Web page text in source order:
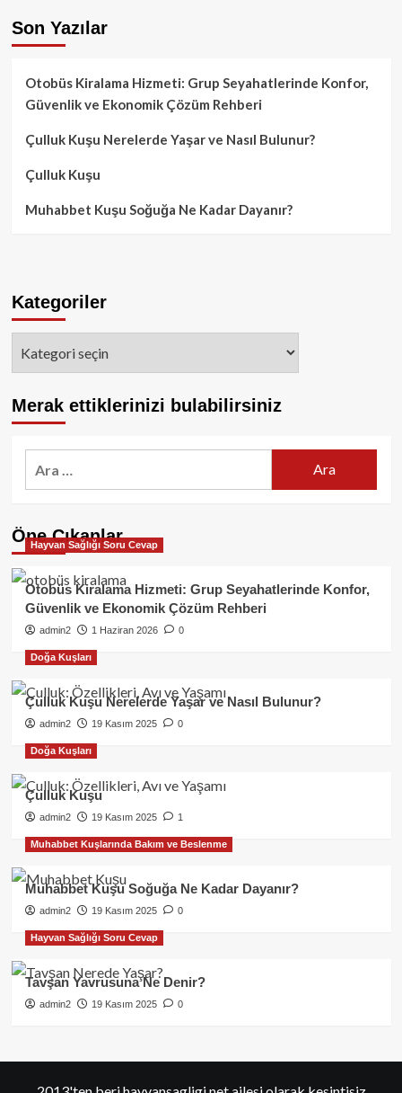
Son Yazılar
Otobüs Kiralama Hizmeti: Grup Seyahatlerinde Konfor,
Güvenlik ve Ekonomik Çözüm Rehberi
Çulluk Kuşu Nerelerde Yaşar ve Nasıl Bulunur?
Çulluk Kuşu
Muhabbet Kuşu Soğuğa Ne Kadar Dayanır?
Kategoriler
Merak ettiklerinizi bulabilirsiniz
Öne Çıkanlar
Hayvan Sağlığı Soru Cevap
Otobüs Kiralama Hizmeti: Grup Seyahatlerinde Konfor,
Güvenlik ve Ekonomik Çözüm Rehberi
admin2 1 Haziran 2026 0
Doğa Kuşları
Çulluk Kuşu Nerelerde Yaşar ve Nasıl Bulunur?
admin2 19 Kasım 2025 0
Doğa Kuşları
Çulluk Kuşu
admin2 19 Kasım 2025 1
Muhabbet Kuşlarında Bakım ve Beslenme
Muhabbet Kuşu Soğuğa Ne Kadar Dayanır?
admin2 19 Kasım 2025 0
Hayvan Sağlığı Soru Cevap
Tavşan Yavrusuna Ne Denir?
admin2 19 Kasım 2025 0